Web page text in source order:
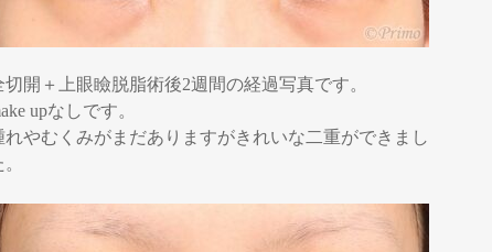
切開＋上眼瞼脱脂術後2週間の経過写真です。
upなしです。
れやむくみがまだありますがきれいな二重ができまし